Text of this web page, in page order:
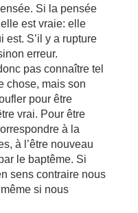
Si la pensée
est vraie: elle
est. S’il y a rupture
erreur.
pas connaître tel
chose, mais son
pour être
vrai. Pour être
à la
à l’être nouveau
le baptême. Si
sens contraire nous
si nous